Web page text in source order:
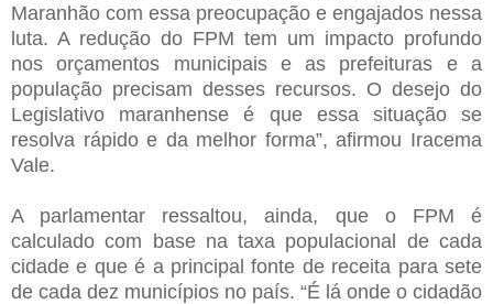
Maranhão com essa preocupação e engajados nessa
luta. A redução do FPM tem um impacto profundo
nos orçamentos municipais e as prefeituras e a
população precisam desses recursos. O desejo do
Legislativo maranhense é que essa situação se
resolva rápido e da melhor forma”, afirmou Iracema
Vale.
A parlamentar ressaltou, ainda, que o FPM é
calculado com base na taxa populacional de cada
cidade e que é a principal fonte de receita para sete
de cada dez municípios no país. “É lá onde o cidadão